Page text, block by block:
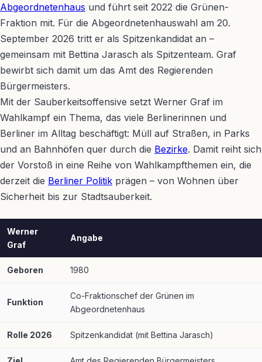
Abgeordnetenhaus und führt seit 2022 die Grünen-
Fraktion mit. Für die Abgeordnetenhauswahl am 20.
September 2026 tritt er als Spitzenkandidat an –
gemeinsam mit Bettina Jarasch als Spitzenteam. Graf
bewirbt sich damit um das Amt des Regierenden
Bürgermeisters.
Mit der Sauberkeitsoffensive setzt Werner Graf im
Wahlkampf ein Thema, das viele Berlinerinnen und
Berliner im Alltag beschäftigt: Müll auf Straßen, in Parks
und an Bahnhöfen quer durch die Bezirke. Damit reiht sich
der Vorstoß in eine Reihe von Wahlkampfthemen ein, die
derzeit die Berliner Politik prägen – von Wohnen über
Sicherheit bis zur Stadtsauberkeit.
Werner
Graf
Angabe
Geboren 1980
Funktion
Co-Fraktionschef der Grünen im
Abgeordnetenhaus
Rolle 2026 Spitzenkandidat (mit Bettina Jarasch)